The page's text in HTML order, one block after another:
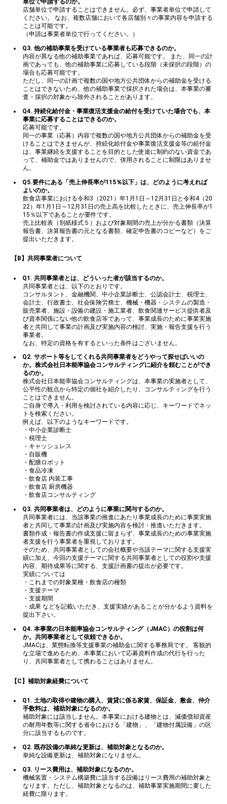
店舗単位で申請することはできません。必ず、事業者単位で申請して
ください。 なお、複数店舗において各店舗別々の事業内容を申請する
ことは可能です。
（申請は事業者単位で行ってください。）
Q3. 他の補助事業を受けている事業者も応募できるのか。
内容が異なる他の補助事業であれば、応募可能です。 また、同一の計
画であっても、他の補助事業に応募している段階（未採択の段階）の
場合も応募可能です。
ただし、同一の計画で複数の国や地方公共団体からの補助金を受ける
ことはできないため、他の補助事業で採択された場合は、本事業の審
査・採択の対象から除外されることがあります。
Q4. 持続化給付金・事業復活支援金の給付を受けていた場合でも、本
事業に応募することはできるのか。
応募可能です。
同一の事業（応募）内容で複数の国や地方公共団体からの補助金を受
けることはできませんが、持続化給付金や事業復活支援金等の給付金
は、事業継続を支援することを目的とした使途に制約のない資金であ
って、補助金ではありませんので、併用されることに制限はありませ
ん。
Q5.要件にある「売上伸長率が115％以下」は、どのように考えれば
よいのか。
飲食店事業における令和3（2021）年1月1日～12月31日と令和4（20
22）年1月1日～12月31日の売上高を比較したときに、売上伸長率が1
15％以下であることが要件です。
売上比較表（別紙様式５）および対象期間の売上が分かる書類（決算
報告書、決算報告書の元となる書類、確定申告書のコピーなど）をご
提出いただきます。
【B】共同事業者について
Q1. 共同事業者とは、どういった者が該当するのか。
共同事業者とは、以下のとおりです。
コンサルタント、金融機関、中小企業診断士、公認会計士、税理士、
会計士、行政書士、社会保険労務士、機械・機器・システムの製造・
販売業者、施設・設備の建設・施工業者、飲食関連サービス提供者及
び資本関係にない他の飲食店等であって、事業成長のために事業実施
者と共同して事業の計画及び実施内容の検討、実施・報告支援を行う
事業者。
なお、特定の資格を有するといった条件はございません。
Q2. サポート等をしてくれる共同事業者をどうやって探せばいいの
か。株式会社日本能率協会コンサルティングに紹介を頼むことができ
るのか。
株式会社日本能率協会コンサルティングは、本事業の実施者として、
公平性の観点から特定の個社を紹介したり、コンサルティングを行う
ことはできません。
ご自身で導入・利用を検討されている内容に応じ、キーワードでネッ
トを検索ください。
例えば、以下のようなキーワードです。
・中小企業診断士
・税理士
・キャッシュレス
・自販機
・配膳ロボット
・食品冷凍
・飲食店 内装工事
・飲食店 厨房機器
・飲食店コンサルティング
Q3. 共同事業者は、どのように事業に関与するのか。
共同事業者には、当該事業の推進にあたり事業成長のために事業実施
者と共同して事業の計画及び実施内容を検討・推進いただきます。
書類作成・報告書の作成支援に留まらず、事業成長のための事業実施
者支援を行う事業者を重視しております。
そのため、共同事業者としての会社概要や当該テーマに関する支援実
績に加え、今回の支援テーマに関する共同事業者としての役割や支援
内容、期待成果等に関する、支援計画書の提出が必要です。
実績については
・これまでの対象業種・飲食店の種類
・支援テーマ
・支援期間
・成果 などを記載いただき、支援実績があることが分かるよう資料を
提出下さい。
Q4. 本事業の日本能率協会コンサルティング（JMAC）の役割は何
か。共同事業者として依頼できるか。
JMACは、業態転換等支援事業の補助金に関する事務局です。 客観的
な立場で進めるため、本事業において応募資料作成の代行を行った
り、共同事業者として携わることはありません。
【C】補助対象経費について
Q1. 土地の取得や建物の購入、賃貸に係る家賃、保証金、敷金、仲介
手数料は、補助対象になるのか。
補助対象には該当しません。本事業における建物とは、減価償却資産
の耐用年数等に関する省令における「建物」、「建物付属設備」の区
分に該当するものです。
Q2. 既存設備の単純な更新は、補助対象となるのか。
単純な設備更新は、補助対象になりません。
Q3. リース費用は、補助対象になるのか。
機械装置・システム構築費に該当する設備はリース費用の補助対象と
なります。ただし、補助対象となるのは、補助事業実施期間に要した
経費に限ります。